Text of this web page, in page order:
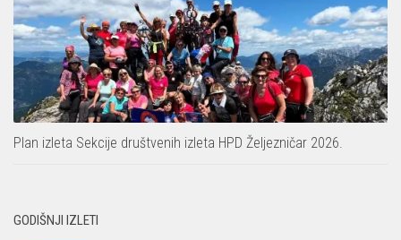
Plan izleta Sekcije društvenih izleta HPD Željezničar 2026.
GODIŠNJI IZLETI